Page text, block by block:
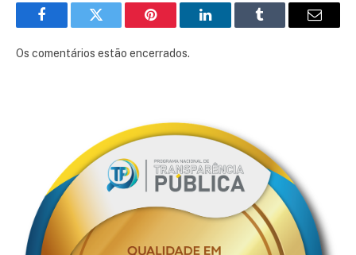
FacebookTwitter Pinterest LinkedInTumblr
E-
Os comentários estão encerrados.